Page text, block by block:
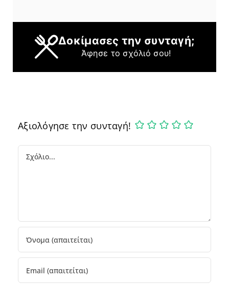
Δοκίμασες την συνταγή;
Άφησε το σχόλιό σου!
Αξιολόγησε την συνταγή!
Comment